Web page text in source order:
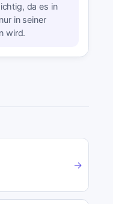
da es in
in seiner
wird.
→